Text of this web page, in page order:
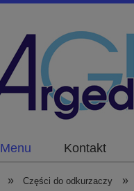
Menu Kontakt
» Części do odkurzaczy »